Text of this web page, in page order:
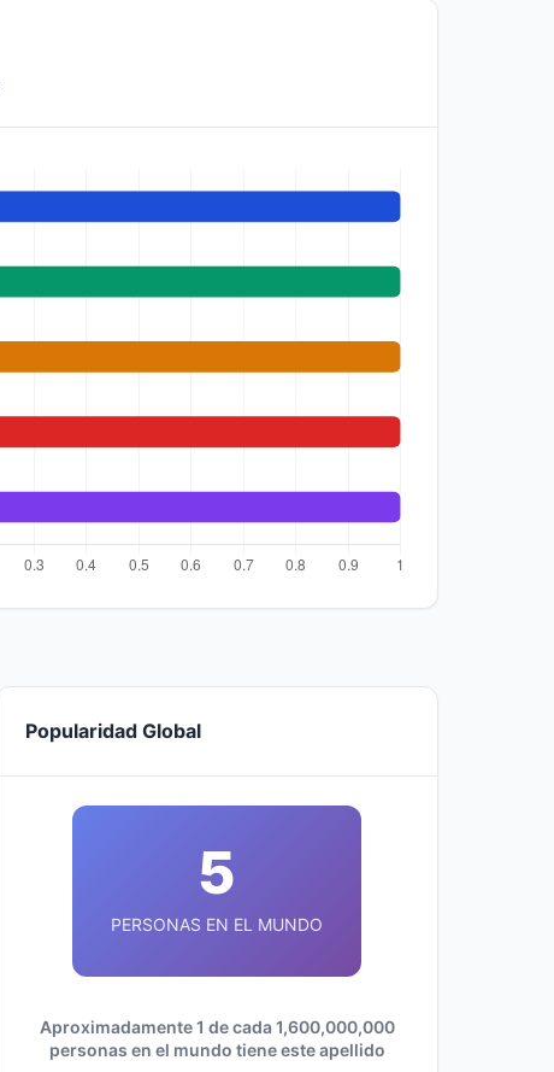
Popularidad Global
5
PERSONAS EN EL MUNDO
Aproximadamente 1 de cada 1,600,000,000
personas en el mundo tiene este apellido